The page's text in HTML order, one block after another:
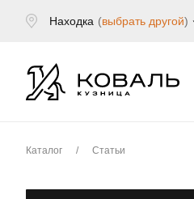
Находка (выбрать другой)
Каталог / Статьи